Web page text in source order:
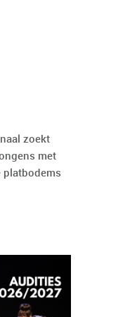
zoekt
met
platbodems